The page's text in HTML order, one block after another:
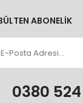
ABONELİK
0380